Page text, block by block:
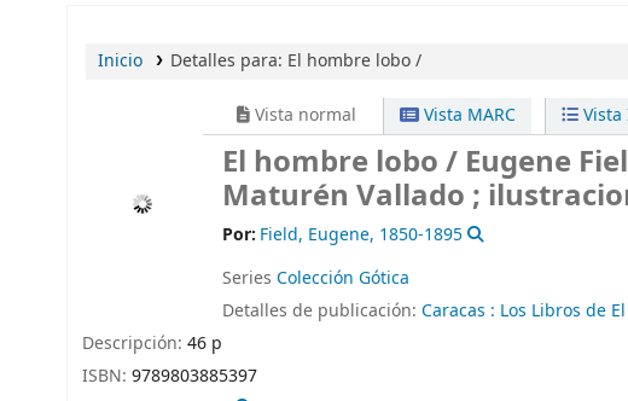
Inicio Detalles para: El hombre lobo /
Vista normal Vista MARC Vista
El hombre lobo / Eugene
Maturén Vallado ;
Por: Field, Eugene, 1850-1895
Series Colección Gótica
Detalles de publicación: Caracas : Los Libros de
Descripción: 46 p
ISBN: 9789803885397